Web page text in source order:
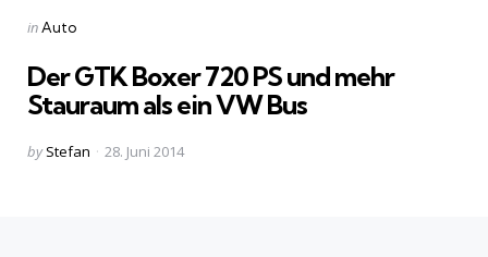
Categories
Posted
inAuto
Der GTK Boxer 720 PS und mehr
Stauraum als ein VW Bus
Posted
by Stefan 28. Juni 2014